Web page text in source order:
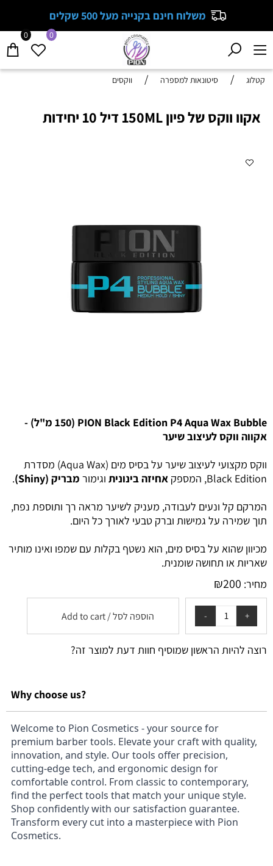
משלוח חינם בקנייה מעל 500 שקלים
0 0
קטלוג / סיטונאות למספרה / ווקסים
אקוו ווקס של פיון 150ML דיל 10 יחידות
PION Black Edition P4 Aqua Wax Bubble (150 מ"ל) -
אקווה ווקס לעיצוב שיער
ווקס מקצועי לעיצוב שיער על בסיס מים (Aqua Wax) מסדרת
Black Edition, המספק
אחיזה בינונית וגימור מבריק (Shiny)
.
המרקם קל ונעים לעבודה, מעניק לשיער מראה רך ותוספת נפח,
תוך שמירה על גמישות וברק טבעי לאורך כל היום.
מכיוון שהוא על בסיס מים, הוא נשטף בקלות עם שמפו ואינו מותיר
שאריות או תחושה שומנית.
מחיר:
₪200
הוספה לסל / Add to cart
רוצה להיות הראשון שמוסיף חוות דעת למוצר זה?
Why choose us?
Welcome to Pion Cosmetics - your source for
premium barber tools. Elevate your craft with quality,
innovation, and style. Our tools offer precision,
cutting-edge tech, and ergonomic design for
comfortable control. From classic to contemporary,
find the perfect tools that match your unique style.
Shop confidently with our satisfaction guarantee.
Transform every cut into a masterpiece with Pion
Cosmetics.